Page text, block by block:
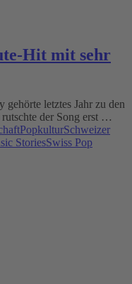
Hit mit sehr
letztes Jahr zu den
der Song erst …
PopkulturSchweizer
StoriesSwiss Pop